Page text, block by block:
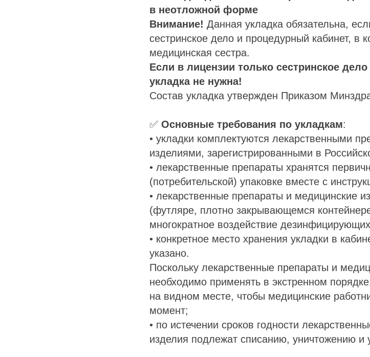
в неотложной форме
Внимание! Данная укладка обязательна,
сестринское дело и процедурный кабинет, в
медицинская сестра.
Если в лицензии только сестринское
укладка не нужна!
Состав укладка утвержден Приказом
✅ Основные требования по укладкам:
• укладки комплектуются лекарственными
изделиями, зарегистрированными в
• лекарственные препараты хранятся
(потребительской) упаковке вместе с
• лекарственные препараты и медицинские
(футляре, плотно закрывающемся
многократное воздействие
• конкретное место хранения укладки в
указано.
Поскольку лекарственные препараты и
необходимо применять в экстренном
на видном месте, чтобы медицинские
момент;
• по истечении сроков годности
изделия подлежат списанию, уничтожению и